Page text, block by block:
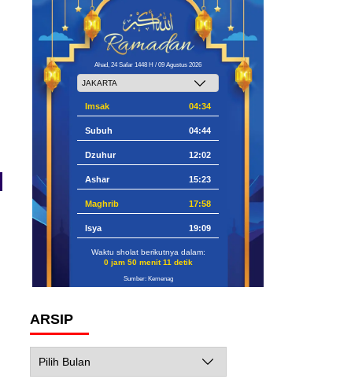
Ahad, 24 Safar 1448 H / 09 Agustus 2026
Imsak 04:34
Subuh 04:44
Dzuhur 12:02
Ashar 15:23
Maghrib 17:58
Isya 19:09
Waktu sholat berikutnya dalam:
0 jam 50 menit 10 detik
Sumber: Kemenag
ARSIP